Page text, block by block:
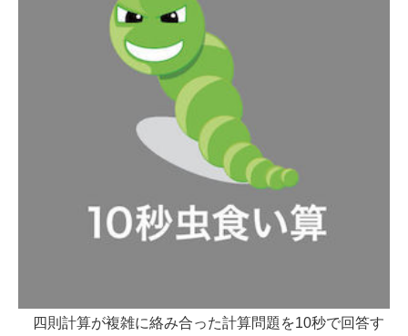
四則計算が複雑に絡み合った計算問題を10秒で回答す